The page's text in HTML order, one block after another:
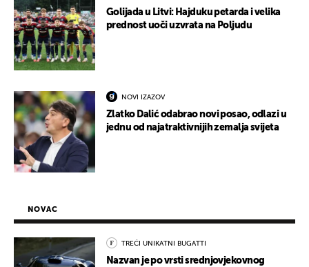
Golijada u Litvi: Hajduku petarda i velika
prednost uoči uzvrata na Poljudu
NOVI IZAZOV
Zlatko Dalić odabrao novi posao, odlazi u
jednu od najatraktivnijih zemalja svijeta
NOVAC
TREĆI UNIKATNI BUGATTI
Nazvan je po vrsti srednjovjekovnog